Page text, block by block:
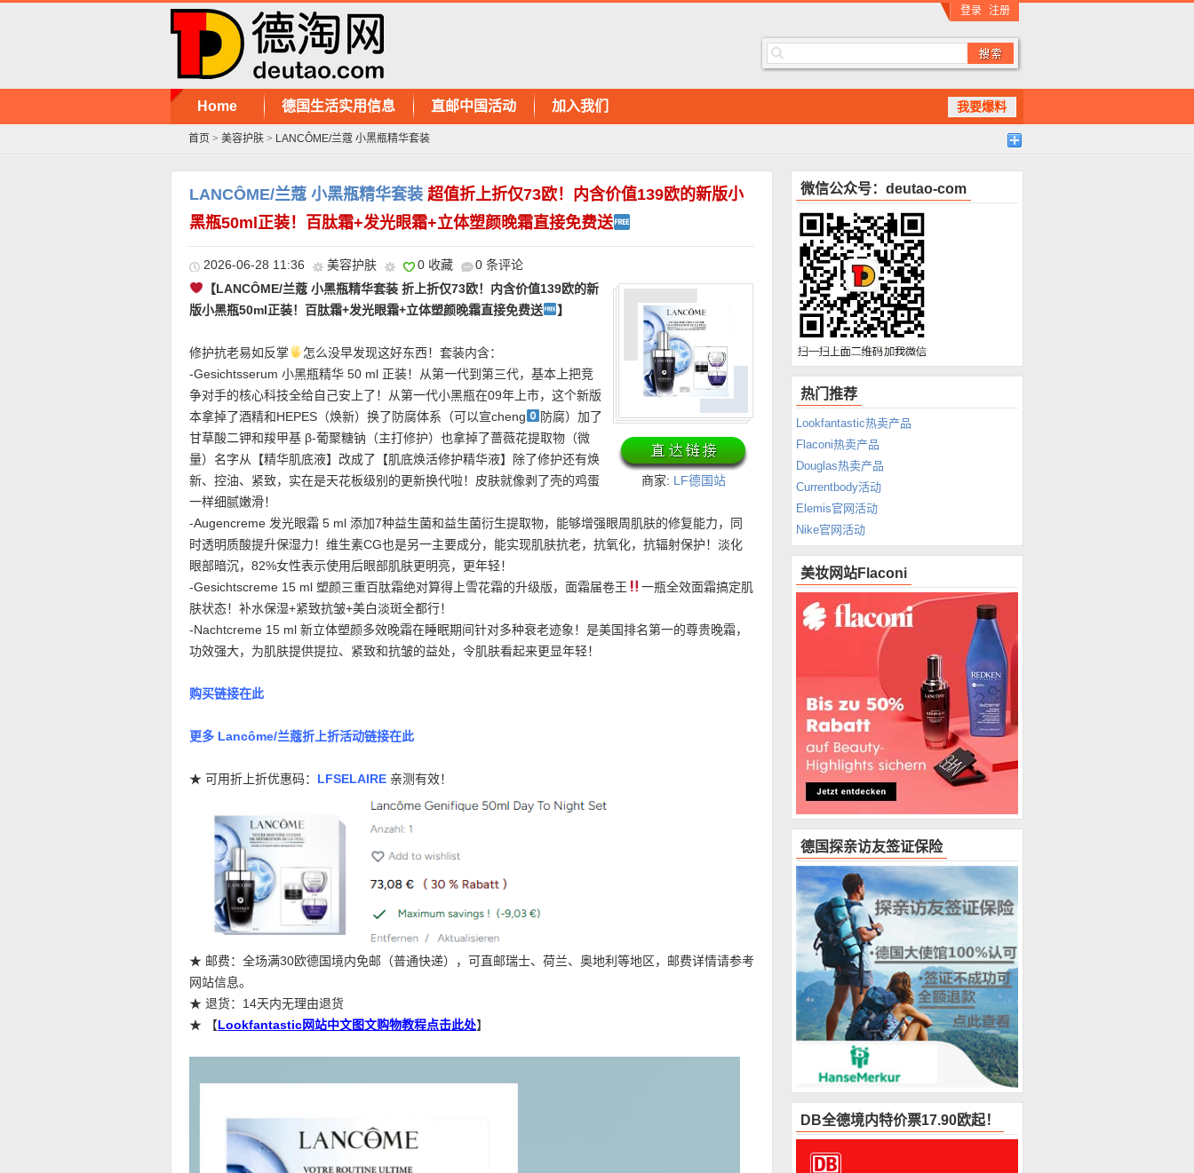
登录 注册
我要爆料
Home 德国生活实用信息 直邮中国活动 加入我们
首页 > 美容护肤 > LANCÔME/兰蔻 小黑瓶精华套装
LANCÔME/兰蔻 小黑瓶精华套装 超值折上折仅73欧！内含价值139欧的新版小
黑瓶50ml正装！百肽霜+发光眼霜+立体塑颜晚霜直接免费送
2026-06-28 11:36 美容护肤 0 收藏 0 条评论
商家: LF德国站
【LANCÔME/兰蔻 小黑瓶精华套装 折上折仅73欧！内含价值139欧的新
版小黑瓶50ml正装！百肽霜+发光眼霜+立体塑颜晚霜直接免费送
】
修护抗老易如反掌
️怎么没早发现这好东西！套装内含：
-Gesichtsserum 小黑瓶精华 50 ml 正装！从第一代到第三代，基本上把竞
争对手的核心科技全给自己安上了！从第一代小黑瓶在09年上市，这个新版
本拿掉了酒精和HEPES（焕新）换了防腐体系（可以宣cheng
防腐）加了
甘草酸二钾和羧甲基 β-葡聚糖钠（主打修护）也拿掉了蔷薇花提取物（微
量）名字从【精华肌底液】改成了【肌底焕活修护精华液】除了修护还有焕
新、控油、紧致，实在是天花板级别的更新换代啦！皮肤就像剥了壳的鸡蛋
一样细腻嫩滑！
-Augencreme 发光眼霜 5 ml 添加7种益生菌和益生菌衍生提取物，能够增强眼周肌肤的修复能力，同
时透明质酸提升保湿力！维生素CG也是另一主要成分，能实现肌肤抗老，抗氧化，抗辐射保护！淡化
眼部暗沉，82%女性表示使用后眼部肌肤更明亮，更年轻！
-Gesichtscreme 15 ml 塑颜三重百肽霜绝对算得上雪花霜的升级版，面霜届卷王
一瓶全效面霜搞定肌
肤状态！补水保湿+紧致抗皱+美白淡斑全都行！
-Nachtcreme 15 ml 新立体塑颜多效晚霜在睡眠期间针对多种衰老迹象！是美国排名第一的尊贵晚霜，
功效强大，为肌肤提供提拉、紧致和抗皱的益处，令肌肤看起来更显年轻！
购买链接在此
更多 Lancôme/兰蔻折上折活动链接在此
★ 可用折上折优惠码： LFSELAIRE 亲测有效！
★ 邮费：全场满30欧德国境内免邮（普通快递），可直邮瑞士、荷兰、奥地利等地区，邮费详情请参考
网站信息。
★ 退货：14天内无理由退货
★ 【Lookfantastic网站中文图文购物教程点击此处】
微信公众号：deutao-com
热门推荐
Lookfantastic热卖产品
Flaconi热卖产品
Douglas热卖产品
Currentbody活动
Elemis官网活动
Nike官网活动
美妆网站Flaconi
德国探亲访友签证保险
DB全德境内特价票17.90欧起！